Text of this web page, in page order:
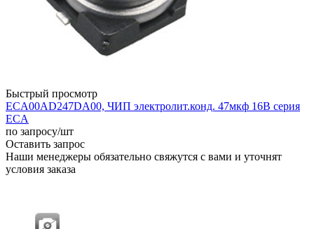
Быстрый просмотр
ECA00AD247DA00, ЧИП электролит.конд. 47мкф 16В серия
ECA
по запросу/шт
Оставить запрос
Наши менеджеры обязательно свяжутся с вами и уточнят
условия заказа